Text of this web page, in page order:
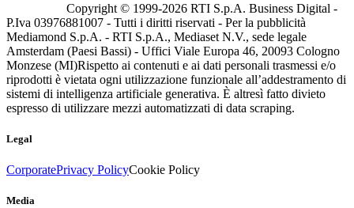
Copyright © 1999-2026 RTI S.p.A. Business Digital -
P.Iva 03976881007 - Tutti i diritti riservati - Per la pubblicità
Mediamond S.p.A. - RTI S.p.A., Mediaset N.V., sede legale
Amsterdam (Paesi Bassi) - Uffici Viale Europa 46, 20093 Cologno
Monzese (MI)Rispetto ai contenuti e ai dati personali trasmessi e/o
riprodotti è vietata ogni utilizzazione funzionale all’addestramento di
sistemi di intelligenza artificiale generativa. È altresì fatto divieto
espresso di utilizzare mezzi automatizzati di data scraping.
Legal
CorporatePrivacy PolicyCookie Policy
Media